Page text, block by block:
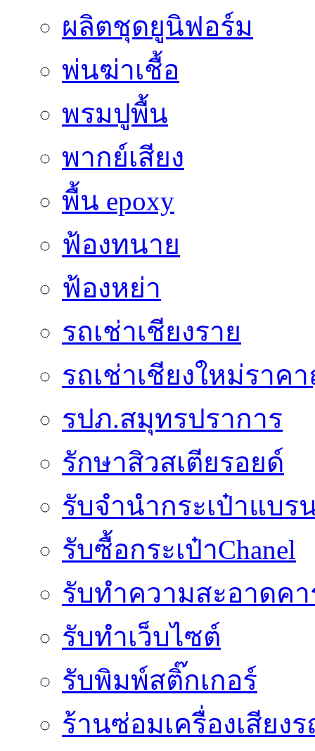
ผลิตชุดยูนิฟอร์ม
พ่นฆ่าเชื้อ
พรมปูพื้น
พากย์เสียง
พื้น epoxy
ฟ้องทนาย
ฟ้องหย่า
รถเช่าเชียงราย
รถเช่าเชียงใหม่ราค
รปภ.สมุทรปราการ
รักษาสิวสเตียรอยด์
รับจำนำกระเป๋าแบร
รับซื้อกระเป๋าChanel
รับทำความสะอาดค
รับทําเว็บไซต์
รับพิมพ์สติ๊กเกอร์
ร้านซ่อมเครื่องเสียง